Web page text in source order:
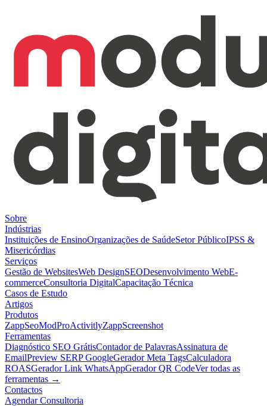
Sobre
Indústrias
Instituições de EnsinoOrganizações de SaúdeSetor PúblicoIPSS &
Misericórdias
Serviços
Gestão de WebsitesWeb DesignSEODesenvolvimento WebE-
commerceConsultoria DigitalCapacitação Técnica
Casos de Estudo
Artigos
Produtos
ZappSeoModProActivitlyZappScreenshot
Ferramentas
Diagnóstico SEO GrátisContador de PalavrasAssinatura de
EmailPreview SERP GoogleGerador Meta TagsCalculadora
ROASGerador Link WhatsAppGerador QR CodeVer todas as
ferramentas →
Contactos
Agendar Consultoria